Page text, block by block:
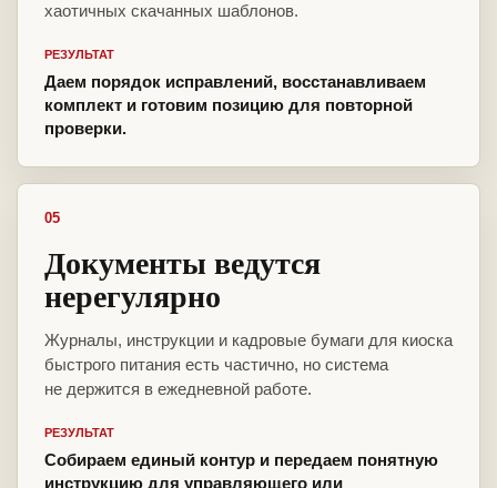
хаотичных скачанных шаблонов.
РЕЗУЛЬТАТ
Даем порядок исправлений, восстанавливаем
комплект и готовим позицию для повторной
проверки.
05
Документы ведутся
нерегулярно
Журналы, инструкции и кадровые бумаги для киоска
быстрого питания есть частично, но система
не держится в ежедневной работе.
РЕЗУЛЬТАТ
Собираем единый контур и передаем понятную
инструкцию для управляющего или